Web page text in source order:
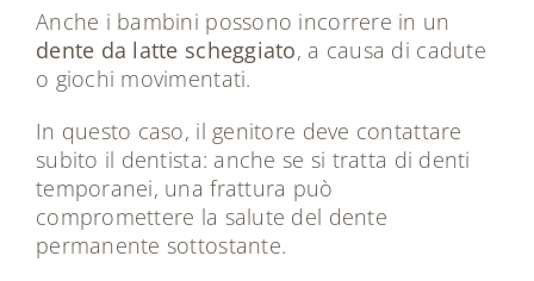
Anche i bambini possono incorrere in un
dente da latte scheggiato, a causa di cadute
o giochi movimentati.
In questo caso, il genitore deve contattare
subito il dentista: anche se si tratta di denti
temporanei, una frattura può
compromettere la salute del dente
permanente sottostante.